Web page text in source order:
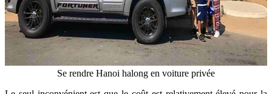
Se rendre Hanoi halong en voiture privée